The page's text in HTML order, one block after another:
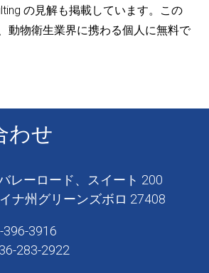
の見解も掲載しています。この
動物衛生業界に携わる個人に無料で
わせ
レーロード、スイート 200
ナ州グリーンズボロ 27408
396-3916
283-2922